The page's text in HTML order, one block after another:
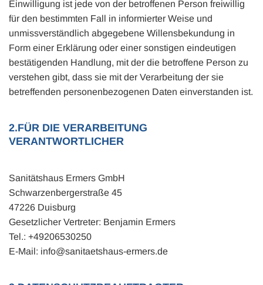
Einwilligung ist jede von der betroffenen Person freiwillig
für den bestimmten Fall in informierter Weise und
unmissverständlich abgegebene Willensbekundung in
Form einer Erklärung oder einer sonstigen eindeutigen
bestätigenden Handlung, mit der die betroffene Person zu
verstehen gibt, dass sie mit der Verarbeitung der sie
betreffenden personenbezogenen Daten einverstanden ist.
2.FÜR DIE VERARBEITUNG
VERANTWORTLICHER
Sanitätshaus Ermers GmbH
Schwarzenbergerstraße 45
47226 Duisburg
Gesetzlicher Vertreter: Benjamin Ermers
Tel.: +49206530250
E-Mail: info@sanitaetshaus-ermers.de